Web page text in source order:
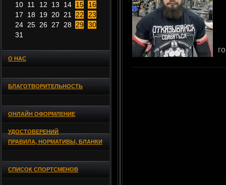
10 11 12 13 14 15
16
17
18 19 20 21 22
23
24 25 26 27 28 29 30
31
О НАС
БЛАГОТВОРИТЕЛЬНОСТЬ
ОНЛАЙН ОФОРМЛЕНИЕ
УДОСТОВЕРЕНИЙ
ПРАВИЛА, НОРМАТИВЫ, БЛАНКИ
СПИСОК СПОРТСМЕНОВ